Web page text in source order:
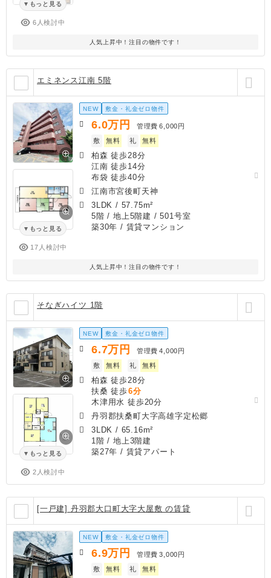
もっと見る
6人検討中
人気上昇中！注目の物件です！
エミネンス江南 5階
もっと見る
17人検討中
NEW 敷金・礼金ゼロ物件
6.0万円 管理費 6,000円
敷
無料 礼 無料
柏森 徒歩28分
江南 徒歩14分
布袋 徒歩40分
江南市宮後町天神
3LDK / 57.75m²
5階 / 地上5階建 / 501号室
築30年 / 賃貸マンション
人気上昇中！注目の物件です！
そなぎハイツ 1階
もっと見る
2人検討中
NEW 敷金・礼金ゼロ物件
6.7万円 管理費 4,000円
敷
無料 礼 無料
柏森 徒歩28分
扶桑 徒歩6分
木津用水 徒歩20分
丹羽郡扶桑町大字高雄字定松郷
3LDK / 65.16m²
1階 / 地上3階建
築27年 / 賃貸アパート
[一戸建] 丹羽郡大口町大字大屋敷 の賃貸
NEW 敷金・礼金ゼロ物件
6.9万円 管理費 3,000円
敷
無料 礼 無料